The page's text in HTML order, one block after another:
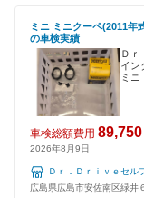
夜間受付
整備保証
1級整備士在籍
コンピューター診断
安心WE！車検
ミニ ミニクーペ(2011年
の車検実績
Ｄｒ
イン
ミニ
車検総額費用 89,750
2026年8月9日
Ｄｒ．Ｄｒｉｖｅセル
広島県広島市安佐南区緑井